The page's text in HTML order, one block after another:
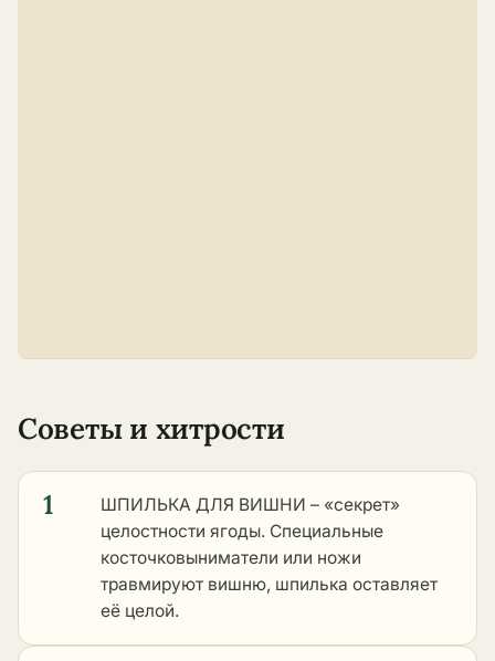
Советы и хитрости
1
ШПИЛЬКА ДЛЯ ВИШНИ – «секрет»
целостности ягоды. Специальные
косточковыниматели или ножи
травмируют вишню, шпилька оставляет
её целой.